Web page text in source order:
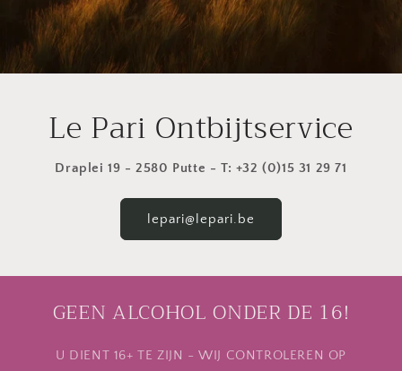
Le Pari Ontbijtservice
Draplei 19 - 2580 Putte - T: +32 (0)15 31 29 71
lepari@lepari.be
GEEN ALCOHOL ONDER DE 16!
U DIENT 16+ TE ZIJN - WIJ CONTROLEREN OP